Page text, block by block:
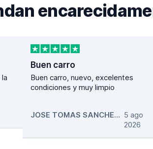
Buen carro
Buen carro, nuevo, excelentes
condiciones y muy limpio
JOSE TOMAS SANCHEZ SIFUENTES 5 ago
2026